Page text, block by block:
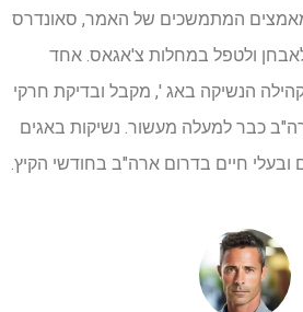
המתמשכים של האמר, סאונדרס
לאבחן ולטפל במחלות צ'אגאס. אחד
הנשיקה באג ', מקבל ובדיקת חרקי
כבר למעלה מעשור. נשיקות באגים
ובעלי חיים בדרום ארה"ב בחודשי הקיץ.